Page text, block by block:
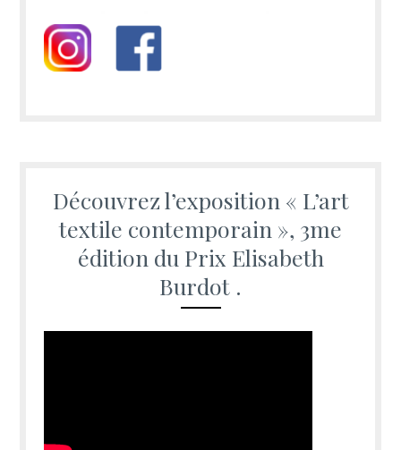
Découvrez l’exposition « L’art
textile contemporain », 3me
édition du Prix Elisabeth
Burdot .